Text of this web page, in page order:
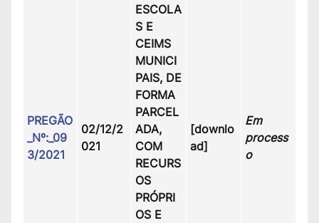
PREGÃO
_Nº:_09
3/2021
02/12/2
021
ESCOLA
S E
CEIMS
MUNICI
PAIS, DE
FORMA
PARCEL
ADA,
COM
RECURS
OS
PRÓPRI
OS E
[downlo
ad]
Em
process
o